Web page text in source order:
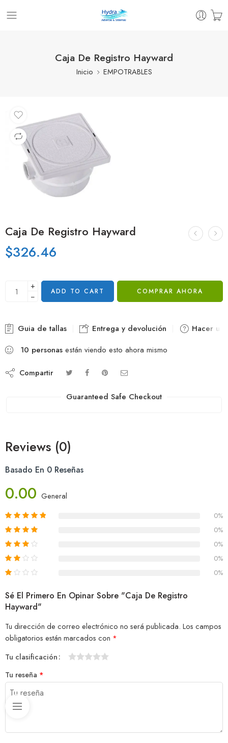
Caja De Registro Hayward
Inicio EMPOTRABLES
Caja De Registro Hayward
$326.46
+
−
ADD TO CART COMPRAR AHORA
Guia de tallas Entrega y devolución
Hacer
10 personas están viendo esto ahora mismo
Compartir
Guaranteed Safe Checkout
Reviews (0)
Basado En 0 Reseñas
0.00 General
0%
0%
0%
0%
0%
Sé El Primero En Opinar Sobre "Caja De Registro
Hayward"
Tu dirección de correo electrónico no será publicada. Los campos
obligatorios están marcados con *
Tu clasificación
Tu reseña *